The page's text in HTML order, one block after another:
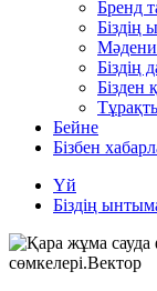
Бренд
Біздің
Біздің
Бізден
Бейне
Бізбен
Үй
Біздің